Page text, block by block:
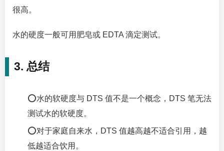
很高。
水的硬度一般可用肥皂或 EDTA 滴定测试。
3. 总结
⭕水的软硬度与 DTS 值不是一个概念，DTS 笔无法
测试水的软硬度。
⭕对于家庭自来水，DTS 值越高越不适合引用，越
低越适合饮用。